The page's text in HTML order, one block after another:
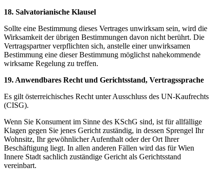
18. Salvatorianische Klausel
Sollte eine Bestimmung dieses Vertrages unwirksam sein, wird die
Wirksamkeit der übrigen Bestimmungen davon nicht berührt. Die
Vertragspartner verpflichten sich, anstelle einer unwirksamen
Bestimmung eine dieser Bestimmung möglichst nahekommende
wirksame Regelung zu treffen.
19. Anwendbares Recht und Gerichtsstand, Vertragssprache
Es gilt österreichisches Recht unter Ausschluss des UN-Kaufrechts
(CISG).
Wenn Sie Konsument im Sinne des KSchG sind, ist für allfällige
Klagen gegen Sie jenes Gericht zuständig, in dessen Sprengel Ihr
Wohnsitz, Ihr gewöhnlicher Aufenthalt oder der Ort Ihrer
Beschäftigung liegt. In allen anderen Fällen wird das für Wien
Innere Stadt sachlich zuständige Gericht als Gerichtsstand
vereinbart.